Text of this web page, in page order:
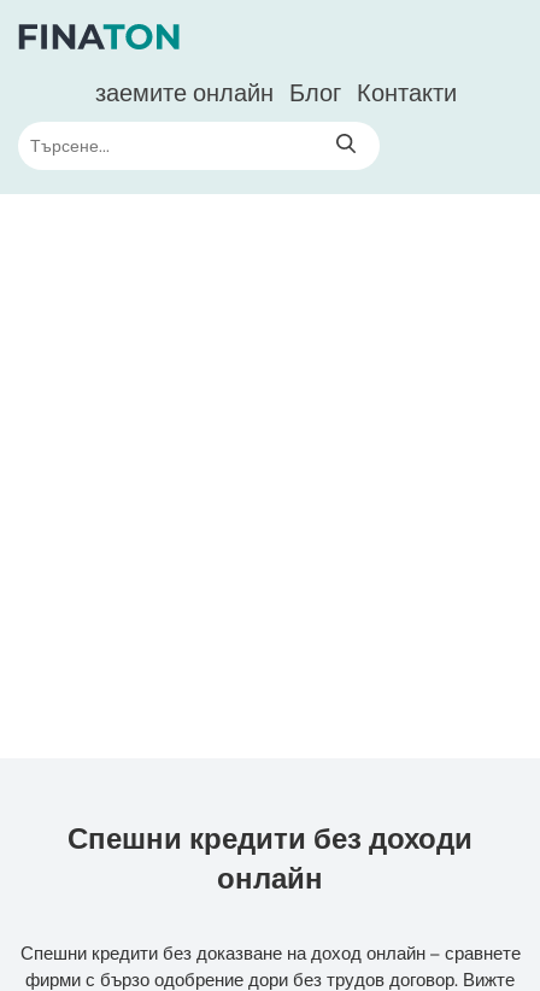
заемите онлайн Блог Контакти
Спешни кредити без доходи
онлайн
Спешни кредити без доказване на доход онлайн – сравнете
фирми с бързо одобрение дори без трудов договор. Вижте